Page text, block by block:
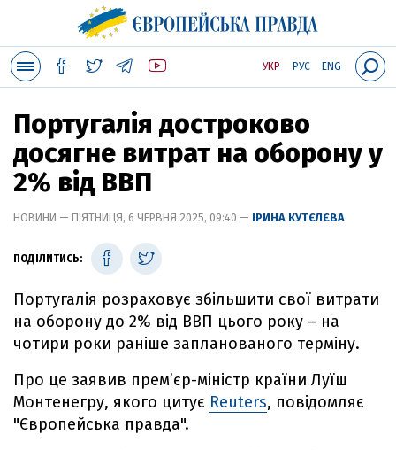
УКР РУС ENG
Португалія достроково
досягне витрат на оборону у
2% від ВВП
НОВИНИ — П'ЯТНИЦЯ, 6 ЧЕРВНЯ 2025, 09:40 — ІРИНА КУТЄЛЄВА
ПОДІЛИТИСЬ:
Португалія розраховує збільшити свої витрати
на оборону до 2% від ВВП цього року – на
чотири роки раніше запланованого терміну.
Про це заявив прем’єр-міністр країни Луїш
Монтенегру, якого цитує Reuters, повідомляє
"Європейська правда".